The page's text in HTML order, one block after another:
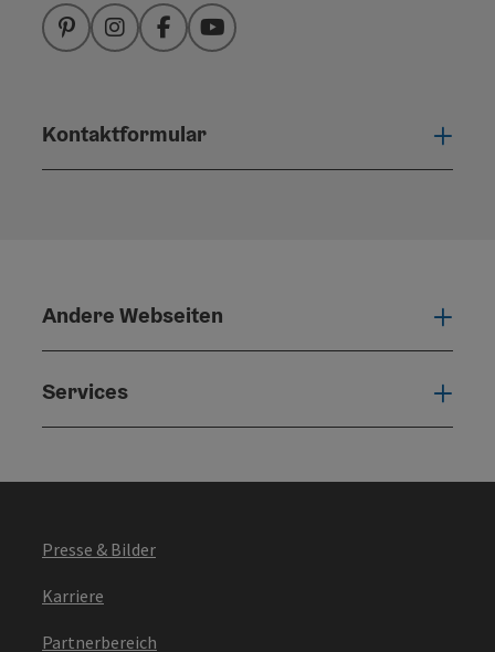
PinterestInstagramFacebookYouTube
Kontaktformular
Andere Webseiten
Services
Presse & Bilder
Karriere
Partnerbereich